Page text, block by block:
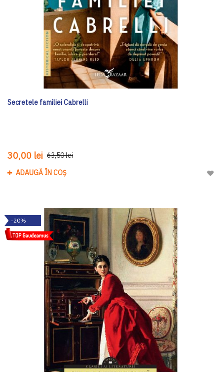
Secretele familiei Cabrelli
30,00 lei 63,50 lei
ADAUGĂ ÎN COȘ
-20%